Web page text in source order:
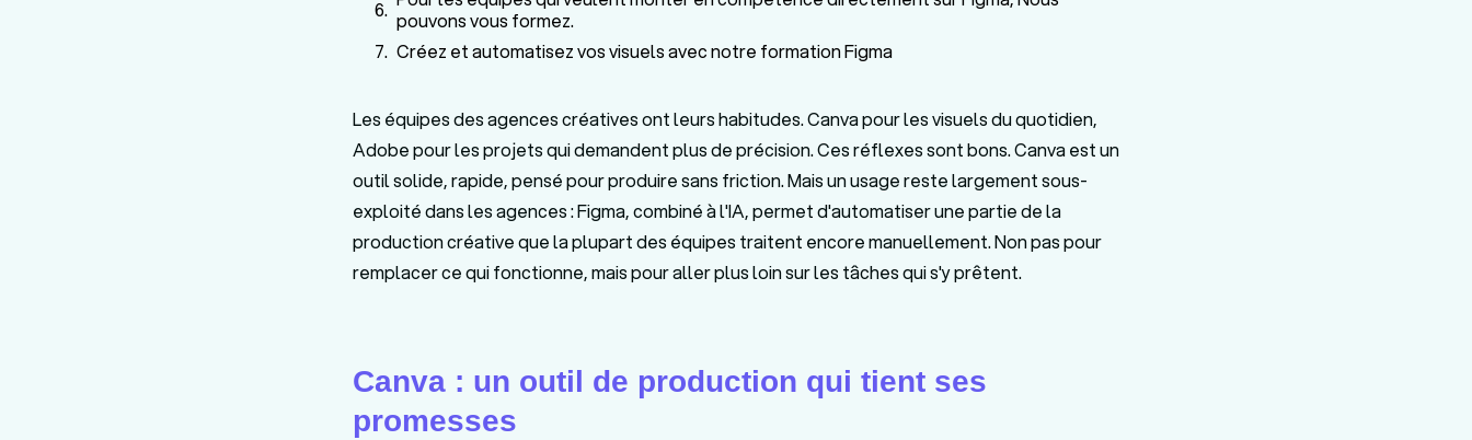
pouvons vous formez.
Créez et automatisez vos visuels avec notre formation Figma
Les équipes des agences créatives ont leurs habitudes. Canva pour les visuels du quotidien,
Adobe pour les projets qui demandent plus de précision. Ces réflexes sont bons. Canva est un
outil solide, rapide, pensé pour produire sans friction. Mais un usage reste largement sous-
exploité dans les agences : Figma, combiné à l'IA, permet d'automatiser une partie de la
production créative que la plupart des équipes traitent encore manuellement. Non pas pour
remplacer ce qui fonctionne, mais pour aller plus loin sur les tâches qui s'y prêtent.
Canva : un outil de production qui tient ses
promesses